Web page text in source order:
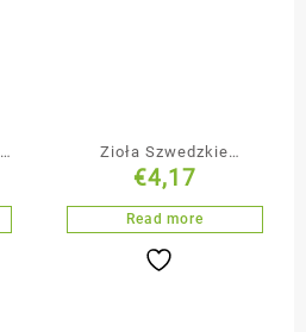
Zioła Szwedzkie
Mieszanka Ziół 100g
€4,17
Read more